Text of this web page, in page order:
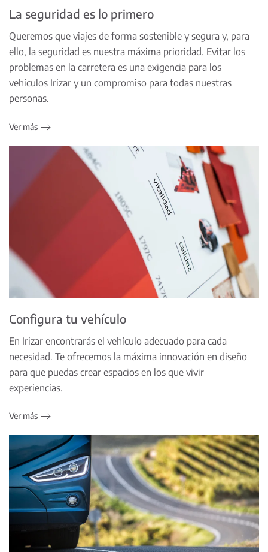
La seguridad es lo primero
Queremos que viajes de forma sostenible y segura y, para
ello, la seguridad es nuestra máxima prioridad. Evitar los
problemas en la carretera es una exigencia para los
vehículos Irizar y un compromiso para todas nuestras
personas.
Ver más
Configura tu vehículo
En Irizar encontrarás el vehículo adecuado para cada
necesidad. Te ofrecemos la máxima innovación en diseño
para que puedas crear espacios en los que vivir
experiencias.
Ver más